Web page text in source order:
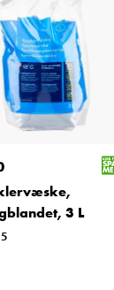
3 L